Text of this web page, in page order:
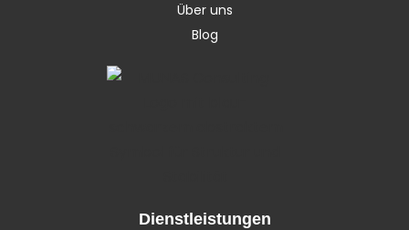
Über uns
Blog
Dienstleistungen